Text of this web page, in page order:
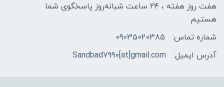
هفت روز هفته ، ۲۴ ساعت شبانه‌روز پاسخگوی شما
هستیم
شماره تماس:
09035020385
آدرس ایمیل:
Sandbad7990[at]gmail.com